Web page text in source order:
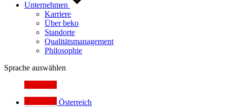
Unternehmen
Karriere
Über beko
Standorte
Qualitätsmanagement
Philosophie
Sprache auswählen
Österreich